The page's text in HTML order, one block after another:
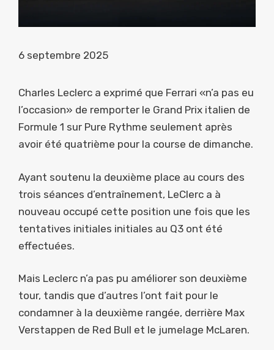
6 septembre 2025
Charles Leclerc a exprimé que Ferrari «n’a pas eu
l’occasion» de remporter le Grand Prix italien de
Formule 1 sur Pure Rythme seulement après
avoir été quatrième pour la course de dimanche.
Ayant soutenu la deuxième place au cours des
trois séances d’entraînement, LeClerc a à
nouveau occupé cette position une fois que les
tentatives initiales initiales au Q3 ont été
effectuées.
Mais Leclerc n’a pas pu améliorer son deuxième
tour, tandis que d’autres l’ont fait pour le
condamner à la deuxième rangée, derrière Max
Verstappen de Red Bull et le jumelage McLaren.